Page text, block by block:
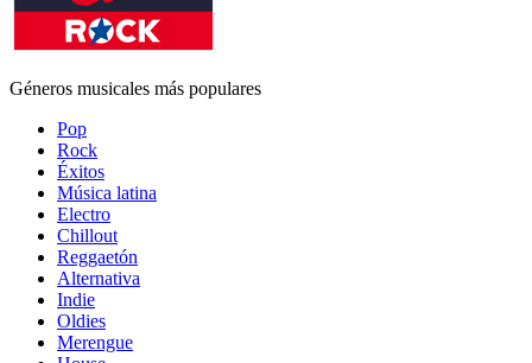
Géneros musicales más populares
Pop
Rock
Éxitos
Música latina
Electro
Chillout
Reggaetón
Alternativa
Indie
Oldies
Merengue